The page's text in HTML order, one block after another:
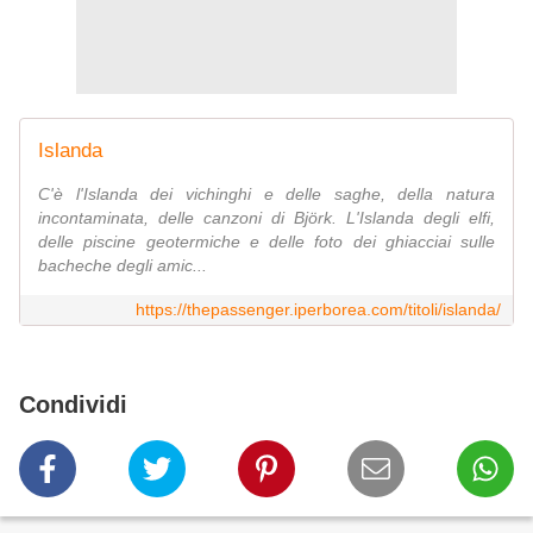
Islanda
C'è l'Islanda dei vichinghi e delle saghe, della natura
incontaminata, delle canzoni di Björk. L'Islanda degli elfi,
delle piscine geotermiche e delle foto dei ghiacciai sulle
bacheche degli amic...
https://thepassenger.iperborea.com/titoli/islanda/
Condividi